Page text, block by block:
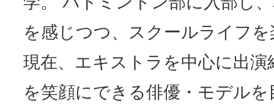
を感じつつ、スクールライフ
現在、エキストラを中心に出
を笑顔にできる俳優・モデル